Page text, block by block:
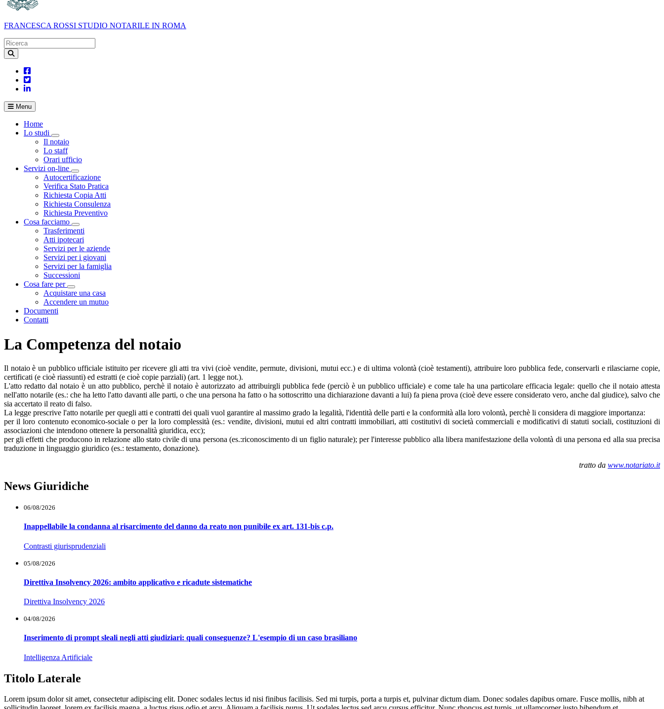
FRANCESCA ROSSI STUDIO NOTARILE IN ROMA
Menu
Home
Lo studi
Visualizza menù di secondo livello
Il notaio
Lo staff
Orari ufficio
Servizi on-line
Visualizza menù di secondo livello
Autocertificazione
Verifica Stato Pratica
Richiesta Copia Atti
Richiesta Consulenza
Richiesta Preventivo
Cosa facciamo
Visualizza menù di secondo livello
Trasferimenti
Atti ipotecari
Servizi per le aziende
Servizi per i giovani
Servizi per la famiglia
Successioni
Cosa fare per
Visualizza menù di secondo livello
Acquistare una casa
Accendere un mutuo
Documenti
Contatti
La Competenza del notaio
Il notaio è un pubblico ufficiale istituito per ricevere gli atti tra vivi (cioè vendite, permute, divisioni, mutui ecc.) e di ultima volontà (cioè testamenti), attribuire loro pubblica fede, conservarli e rilasciarne copie,
certificati (e cioè riassunti) ed estratti (e cioè copie parziali) (art. 1 legge not.).
L'atto redatto dal notaio è un atto pubblico, perchè il notaio è autorizzato ad attribuirgli pubblica fede (perciò è un pubblico ufficiale) e come tale ha una particolare efficacia legale: quello che il notaio attesta
nell'atto notarile (es.: che ha letto l'atto davanti alle parti, o che una persona ha fatto o ha sottoscritto una dichiarazione davanti a lui) fa piena prova (cioè deve essere considerato vero, anche dal giudice), salvo che
sia accertato il reato di falso.
La legge prescrive l'atto notarile per quegli atti e contratti dei quali vuol garantire al massimo grado la legalità, l'identità delle parti e la conformità alla loro volontà, perchè li considera di maggiore importanza:
per il loro contenuto economico-sociale o per la loro complessità (es.: vendite, divisioni, mutui ed altri contratti immobiliari, atti costitutivi di società commerciali e modificativi di statuti sociali, costituzioni di
associazioni che intendono ottenere la personalità giuridica, ecc);
per gli effetti che producono in relazione allo stato civile di una persona (es.:riconoscimento di un figlio naturale); per l'interesse pubblico alla libera manifestazione della volontà di una persona ed alla sua precisa
traduzione in linguaggio giuridico (es.: testamento, donazione).
tratto da www.notariato.it
News Giuridiche
06/08/2026
Inappellabile la condanna al risarcimento del danno da reato non punibile ex art. 131-bis c.p.
Contrasti giurisprudenziali
05/08/2026
Direttiva Insolvency 2026: ambito applicativo e ricadute sistematiche
Direttiva Insolvency 2026
04/08/2026
Inserimento di prompt sleali negli atti giudiziari: quali conseguenze? L'esempio di un caso brasiliano
Intelligenza Artificiale
Titolo Laterale
Lorem ipsum dolor sit amet, consectetur adipiscing elit. Donec sodales lectus id nisi finibus facilisis. Sed mi turpis, porta a turpis et, pulvinar dictum diam. Donec sodales dapibus ornare. Fusce mollis, nibh at